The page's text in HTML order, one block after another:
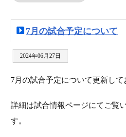
7月の試合予定について
2024年06月27日
7月の試合予定について更新して
詳細は試合情報ページにてご覧
す。